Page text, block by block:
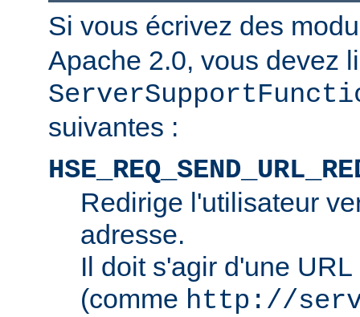
Si vous écrivez des
Apache 2.0, vous devez
suivantes :
Redirige l'utilisateur
adresse.
Il doit s'agir d'une
(comme http://